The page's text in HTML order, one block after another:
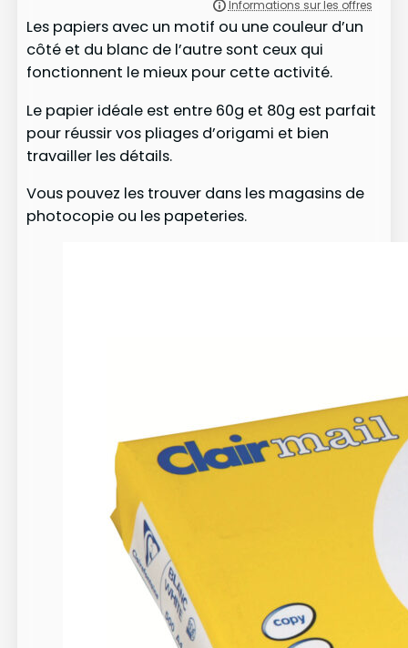
Les papiers avec un motif ou une couleur d’un
côté et du blanc de l’autre sont ceux qui
fonctionnent le mieux pour cette activité.
Le papier idéale est entre 60g et 80g est parfait
pour réussir vos pliages d’origami et bien
travailler les détails.
Vous pouvez les trouver dans les magasins de
photocopie ou les papeteries.